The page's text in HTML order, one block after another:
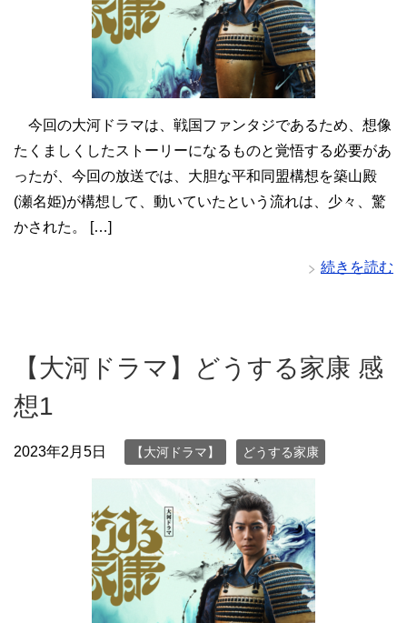
今回の大河ドラマは、戦国ファンタジであるため、想像
たくましくしたストーリーになるものと覚悟する必要があ
ったが、今回の放送では、大胆な平和同盟構想を築山殿
(瀬名姫)が構想して、動いていたという流れは、少々、驚
かされた。 […]
続きを読む
【大河ドラマ】どうする家康 感
想1
2023年2月5日 【大河ドラマ】 どうする家康